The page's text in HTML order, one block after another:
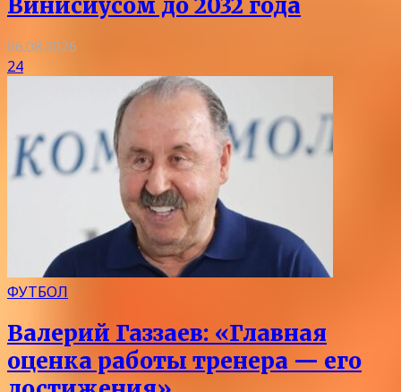
06.08.2026
24
ФУТБОЛ
Валерий Газзаев: «Главная
оценка работы тренера — его